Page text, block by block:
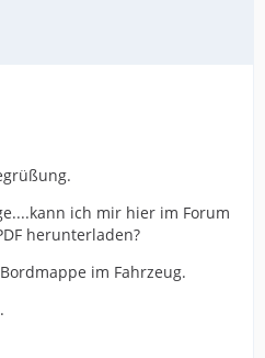
ich mir hier im Forum
herunterladen?
im Fahrzeug.